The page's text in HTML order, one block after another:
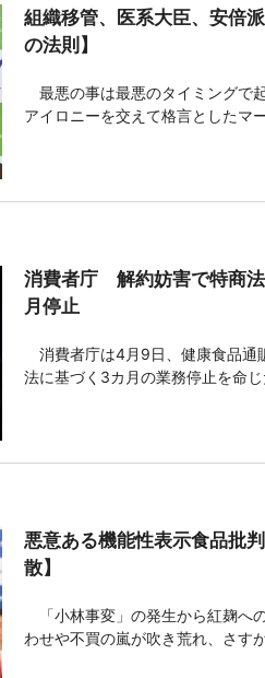
組織移管、医系大臣、安
の法則】
最悪の事は最悪のタイミングで
アイロニーを交えて格言としたマ
消費者庁 解約妨害で特商
月停止
消費者庁は4月9日、健康食品通
法に基づく3カ月の業務停止を命
た」(売れるネット広告社)とする
悪意ある機能性表示食品
散】
「小林事変」の発生から紅麹へ
わせや不買の嵐が吹き荒れ、さす